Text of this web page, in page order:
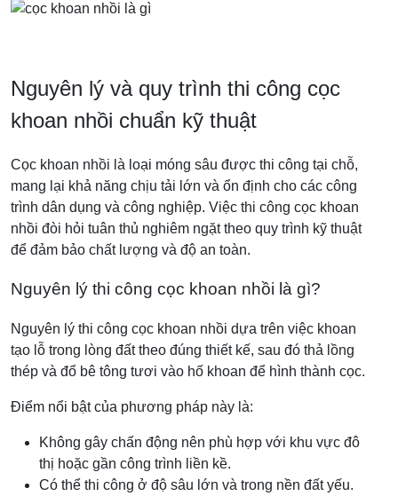
Nguyên lý và quy trình thi công cọc
khoan nhồi chuẩn kỹ thuật
Cọc khoan nhồi là loại móng sâu được thi công tại chỗ,
mang lại khả năng chịu tải lớn và ổn định cho các công
trình dân dụng và công nghiệp. Việc thi công cọc khoan
nhồi đòi hỏi tuân thủ nghiêm ngặt theo quy trình kỹ thuật
để đảm bảo chất lượng và độ an toàn.
Nguyên lý thi công cọc khoan nhồi là gì?
Nguyên lý thi công cọc khoan nhồi dựa trên việc khoan
tạo lỗ trong lòng đất theo đúng thiết kế, sau đó thả lồng
thép và đổ bê tông tươi vào hố khoan để hình thành cọc.
Điểm nổi bật của phương pháp này là:
Không gây chấn động nên phù hợp với khu vực đô
thị hoặc gần công trình liền kề.
Có thể thi công ở độ sâu lớn và trong nền đất yếu.